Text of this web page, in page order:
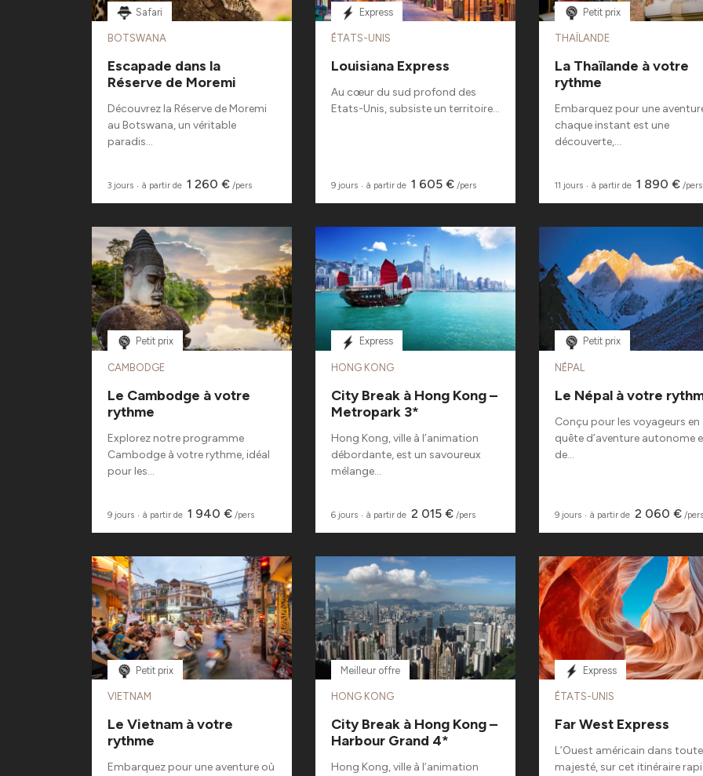
Safari
BOTSWANA
Escapade dans la
Réserve de Moremi
Découvrez la Réserve de Moremi
au Botswana, un véritable
paradis...
3 jours ‧ à partir de 1 260 € /pers
Express
ÉTATS-UNIS
Louisiana Express
Au cœur du sud profond des
Etats-Unis, subsiste un territoire...
9 jours ‧ à partir de 1 605 € /pers
Petit prix
THAÏLANDE
La Thaïlande à votre
rythme
Embarquez pour une
chaque instant est une
découverte,...
11 jours ‧ à partir de 1 890 € /pers
Petit prix
CAMBODGE
Le Cambodge à votre
rythme
Explorez notre programme
Cambodge à votre rythme, idéal
pour les...
9 jours ‧ à partir de 1 940 € /pers
Express
HONG KONG
City Break à Hong Kong –
Metropark 3*
Hong Kong, ville à l’animation
débordante, est un savoureux
mélange...
6 jours ‧ à partir de 2 015 € /pers
Petit prix
NÉPAL
Le Népal à votre
Conçu pour les voyageurs en
quête d’aventure autonome
de...
9 jours ‧ à partir de 2 060 € /
Petit prix
VIETNAM
Le Vietnam à votre
rythme
Embarquez pour une aventure où
Meilleur offre
HONG KONG
City Break à Hong Kong –
Harbour Grand 4*
Hong Kong, ville à l’animation
Express
ÉTATS-UNIS
Far West Express
L’Ouest américain dans
majesté, sur cet itinéraire